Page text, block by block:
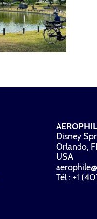
Disney
Orlando,
USA
Tél : +1